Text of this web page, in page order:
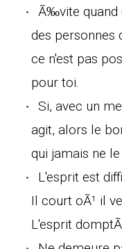
Ã‰vite quand
des personnes
ce n'est pas
pour toi.
Si, avec un
agit, alors le
qui jamais ne
L'esprit est
Il court oÃ¹ il
L'esprit